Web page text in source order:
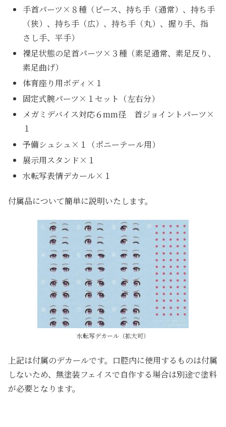
手首パーツ×８種（ピース、持ち手（通常）、持ち手
（狭）、持ち手（広）、持ち手（丸）、握り手、指
さし手、平手）
裸足状態の足首パーツ×３種（素足通常、素足反り、
素足曲げ）
体育座り用ボディ×１
固定式腕パーツ×１セット（左右分）
メガミデバイス対応６mm径 首ジョイントパーツ×
１
予備シュシュ×１（ポニーテール用）
展示用スタンド×１
水転写表情デカール×１
付属品について簡単に説明いたします。
水転写デカール（拡大可）
上記は付属のデカールです。口腔内に使用するものは付属
しないため、無塗装フェイスで自作する場合は別途で塗料
が必要となります。